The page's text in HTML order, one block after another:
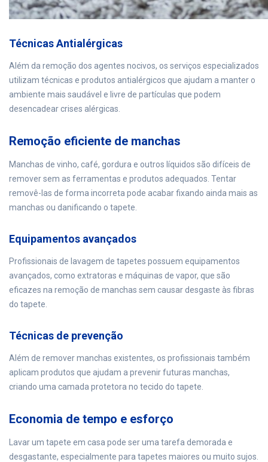
Técnicas Antialérgicas
Além da remoção dos agentes nocivos, os serviços especializados
utilizam técnicas e produtos antialérgicos que ajudam a manter o
ambiente mais saudável e livre de partículas que podem
desencadear crises alérgicas.
Remoção eficiente de manchas
Manchas de vinho, café, gordura e outros líquidos são difíceis de
remover sem as ferramentas e produtos adequados. Tentar
removê-las de forma incorreta pode acabar fixando ainda mais as
manchas ou danificando o tapete.
Equipamentos avançados
Profissionais de lavagem de tapetes possuem equipamentos
avançados, como extratoras e máquinas de vapor, que são
eficazes na remoção de manchas sem causar desgaste às fibras
do tapete.
Técnicas de prevenção
Além de remover manchas existentes, os profissionais também
aplicam produtos que ajudam a prevenir futuras manchas,
criando uma camada protetora no tecido do tapete.
Economia de tempo e esforço
Lavar um tapete em casa pode ser uma tarefa demorada e
desgastante, especialmente para tapetes maiores ou muito sujos.